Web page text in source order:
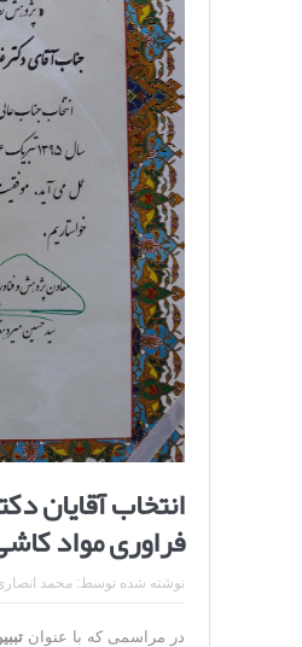
انتخاب آقایان
فراوری مواد
نوشته شده توسط:محمد
در مراسمی که با عنوان